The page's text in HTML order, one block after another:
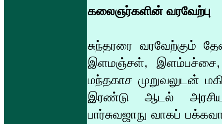
கலைஞர்களின் வரவேற்பு
சுந்தரரை வரவேற்கும்
இளமஞ்சள், இளம்பச்சை,
மந்தகாச முறுவலுடன்
இரண்டு ஆடல்
பார்சுவஜாநு வாகப்